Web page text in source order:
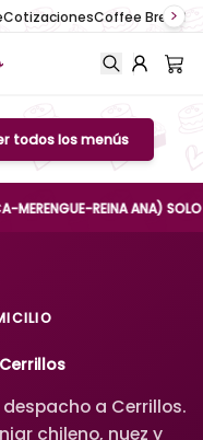
CotizacionesCoffee Break
todos los menús
REINA ANA) SOLO
Cerrillos
a Cerrillos.
chileno, nuez y